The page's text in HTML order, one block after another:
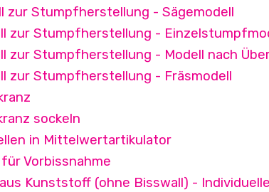
zur Stumpfherstellung - Sägemodell
zur Stumpfherstellung -
zur Stumpfherstellung - Modell nach
zur Stumpfherstellung - Fräsmodell
sockeln
in Mittelwertartikulator
Vorbissnahme
aus Kunststoff (ohne Bisswall) -